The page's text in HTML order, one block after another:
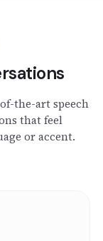
the-art speech
that feel
or accent.